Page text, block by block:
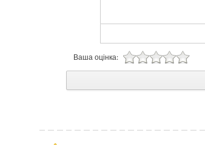
Ваша оцінка: